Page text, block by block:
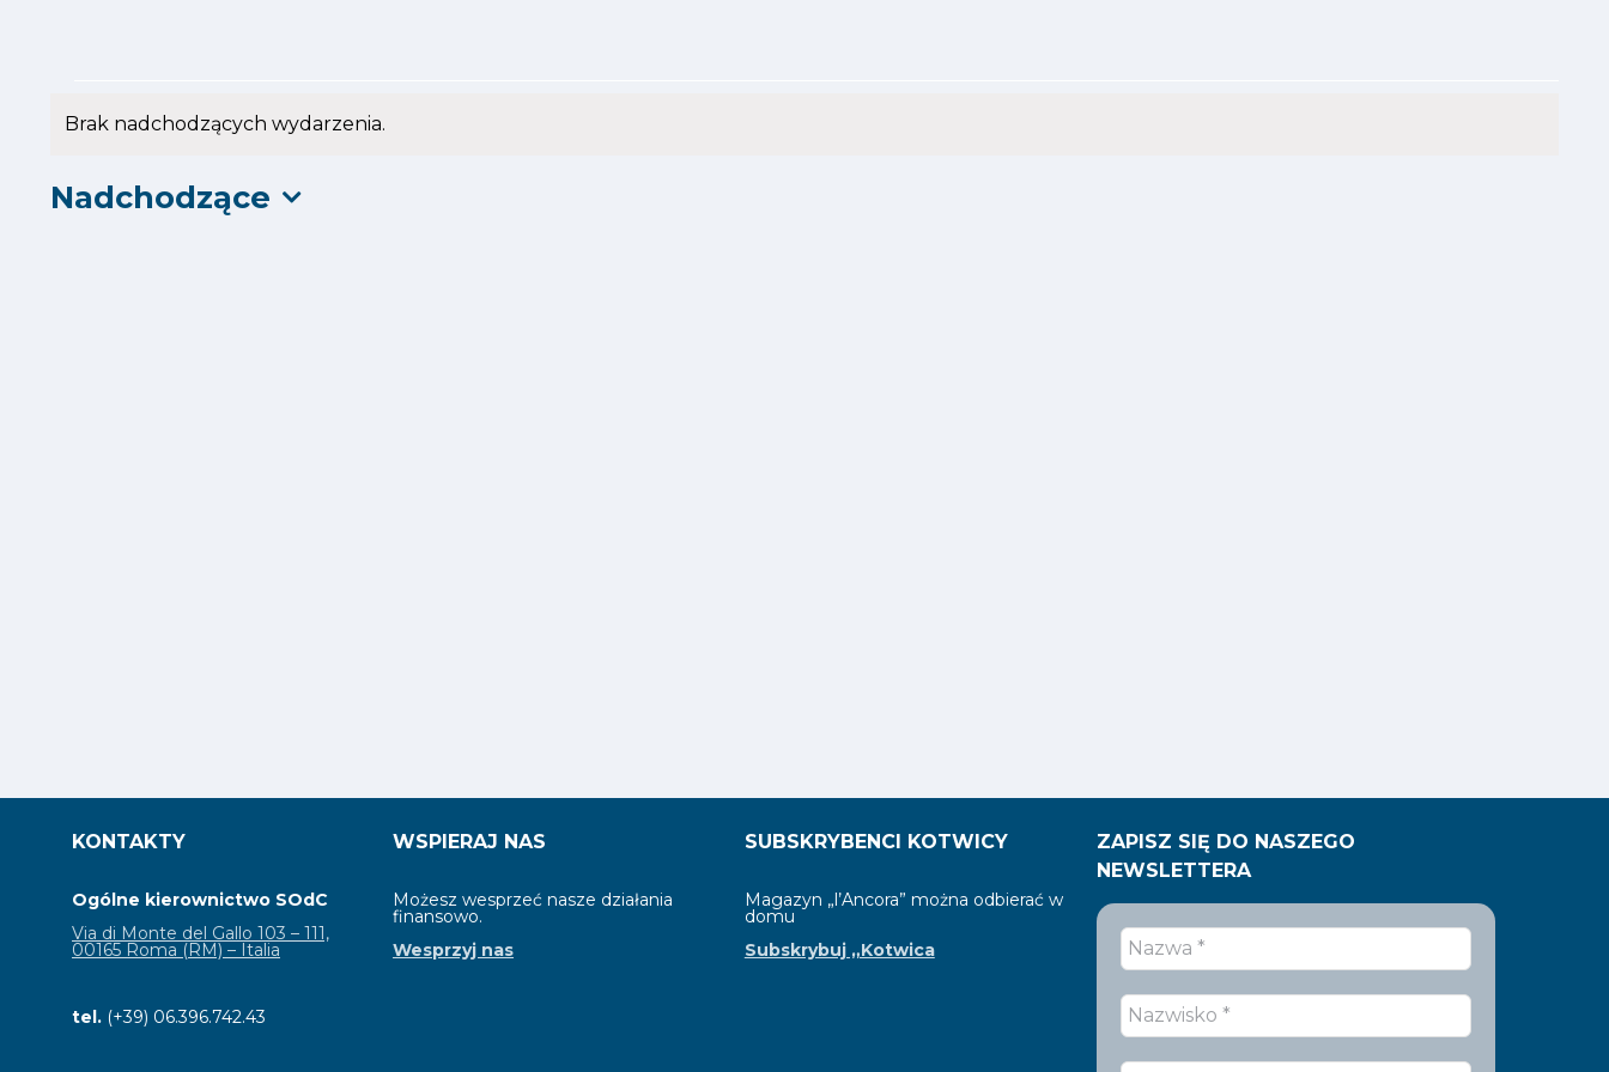
Wydarzenia
Brak nadchodzących wydarzenia.
Nadchodzące
KONTAKTY
Ogólne kierownictwo SOdC
Via di Monte del Gallo 103 – 111,
00165 Roma (RM) – Italia
tel. (+39) 06.396.742.43
WSPIERAJ NAS
Możesz wesprzeć nasze działania
finansowo.
Wesprzyj nas
SUBSKRYBENCI KOTWICY
Magazyn „l’Ancora” można odbierać w
domu
Subskrybuj „Kotwica
ZAPISZ SIĘ DO NASZEGO
NEWSLETTERA